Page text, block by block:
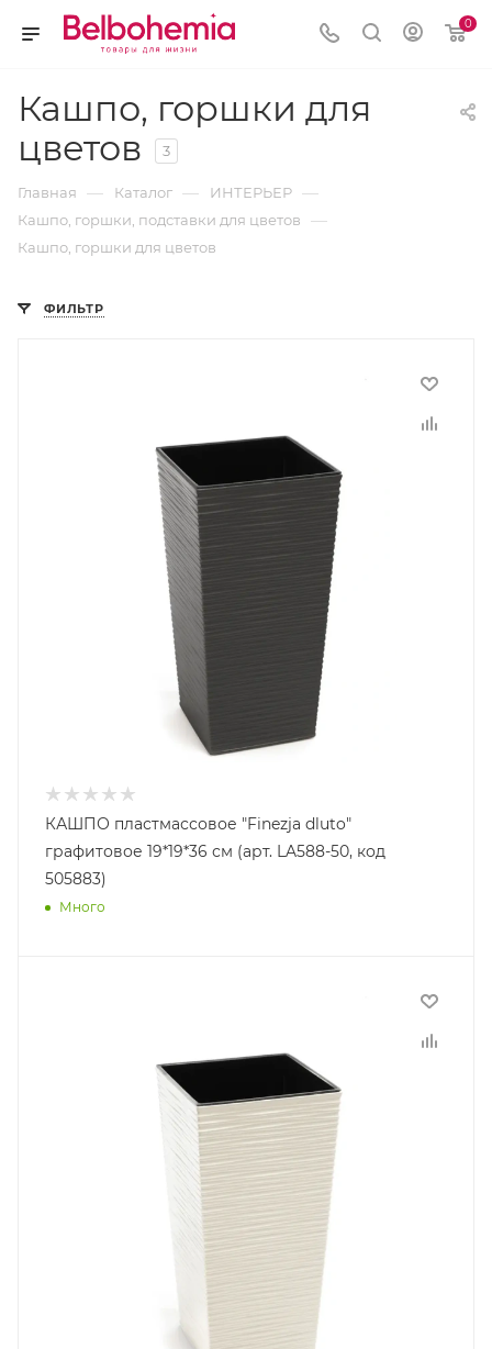
0
Кашпо, горшки для
цветов
3
Главная — Каталог — ИНТЕРЬЕР —
Кашпо, горшки, подставки для цветов —
Кашпо, горшки для цветов
ФИЛЬТР
КАШПО пластмассовое "Finezja dluto"
графитовое 19*19*36 см (арт. LA588-50, код
505883)
Много